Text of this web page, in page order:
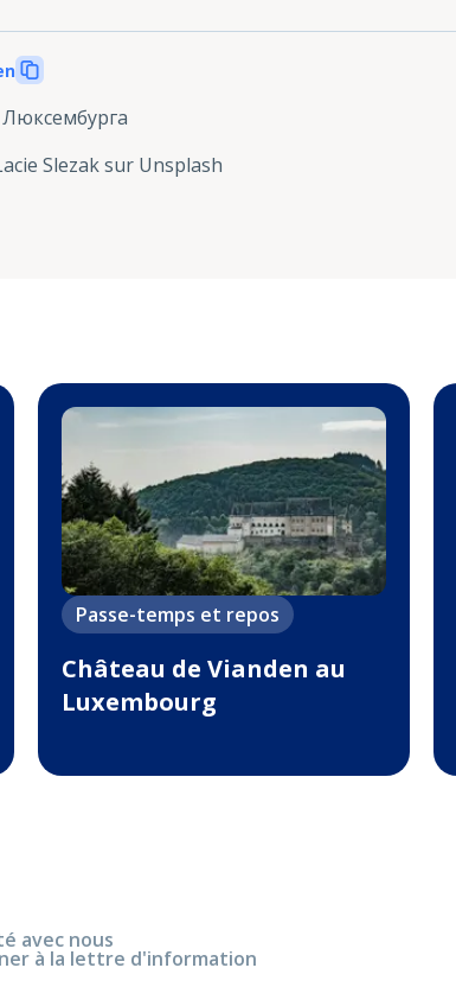
Slezak sur Unsplash
Passe-temps et repos
Château de Vianden au
Luxembourg
avec nous
à la lettre d'information